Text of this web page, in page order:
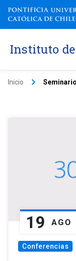
Instituto
Inicio keyboard_arrow_right
19 AGO
Conferencias